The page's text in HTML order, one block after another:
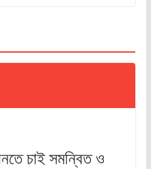
চাই সমন্বিত ও